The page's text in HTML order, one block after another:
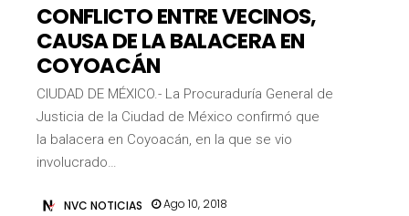
CONFLICTO ENTRE VECINOS,
CAUSA DE LA BALACERA EN
COYOACÁN
CIUDAD DE MÉXICO.- La Procuraduría General de
Justicia de la Ciudad de México confirmó que
la balacera en Coyoacán, en la que se vio
involucrado…
NVC NOTICIAS Ago 10, 2018